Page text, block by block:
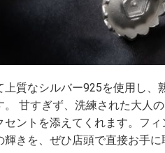
上質なシルバー925を使用し、
。 甘すぎず、洗練された大人
セントを添えてくれます。フ
輝きを、ぜひ店頭で直接お手に